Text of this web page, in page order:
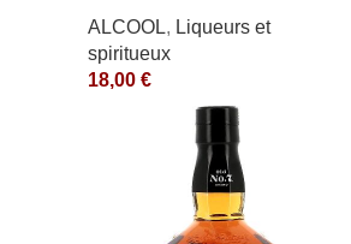
ALCOOL, Liqueurs et
spiritueux
18,00 €